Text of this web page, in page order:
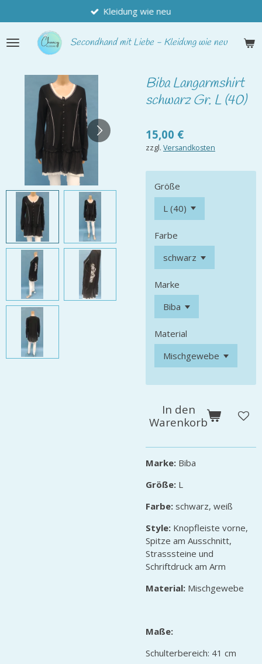
Hauptinhalt
springen
Secondhandmit Liebe - Kleidung wie neu
Kleidung wie neu
Biba Langarmshirt
schwarz Gr. L (40)
15,00 €
zzgl. Versandkosten
Größe
Farbe
Marke
Material
In den
Warenkorb
Marke: Biba
Größe: L
Farbe: schwarz, weiß
Style: Knopfleiste vorne,
Spitze am Ausschnitt,
Strasssteine und
Schriftdruck am Arm
Material: Mischgewebe
Maße:
Schulterbereich: 41 cm